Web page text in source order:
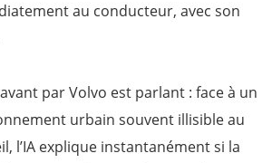
au conducteur, avec son
par Volvo est parlant : face à un
urbain souvent illisible au
l’IA explique instantanément si la